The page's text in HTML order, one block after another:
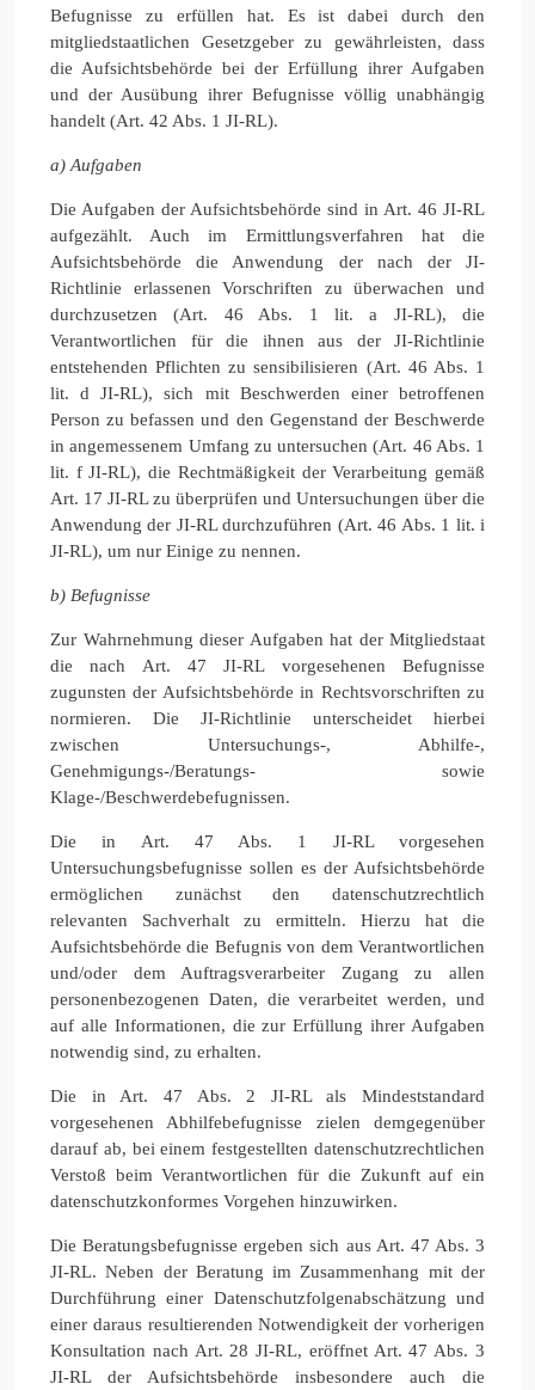
Befugnisse zu erfüllen hat. Es ist dabei durch den
mitgliedstaatlichen Gesetzgeber zu gewährleisten, dass
die Aufsichtsbehörde bei der Erfüllung ihrer Aufgaben
und der Ausübung ihrer Befugnisse völlig unabhängig
handelt (Art. 42 Abs. 1 JI-RL).
a) Aufgaben
Die Aufgaben der Aufsichtsbehörde sind in Art. 46 JI-RL
aufgezählt. Auch im Ermittlungsverfahren hat die
Aufsichtsbehörde die Anwendung der nach der JI-
Richtlinie erlassenen Vorschriften zu überwachen und
durchzusetzen (Art. 46 Abs. 1 lit. a JI-RL), die
Verantwortlichen für die ihnen aus der JI-Richtlinie
entstehenden Pflichten zu sensibilisieren (Art. 46 Abs. 1
lit. d JI-RL), sich mit Beschwerden einer betroffenen
Person zu befassen und den Gegenstand der Beschwerde
in angemessenem Umfang zu untersuchen (Art. 46 Abs. 1
lit. f JI-RL), die Rechtmäßigkeit der Verarbeitung gemäß
Art. 17 JI-RL zu überprüfen und Untersuchungen über die
Anwendung der JI-RL durchzuführen (Art. 46 Abs. 1 lit. i
JI-RL), um nur Einige zu nennen.
b) Befugnisse
Zur Wahrnehmung dieser Aufgaben hat der Mitgliedstaat
die nach Art. 47 JI-RL vorgesehenen Befugnisse
zugunsten der Aufsichtsbehörde in Rechtsvorschriften zu
normieren. Die JI-Richtlinie unterscheidet hierbei
zwischen Untersuchungs-, Abhilfe-,
Genehmigungs-/Beratungs- sowie
Klage-/Beschwerdebefugnissen.
Die in Art. 47 Abs. 1 JI-RL vorgesehen
Untersuchungsbefugnisse sollen es der Aufsichtsbehörde
ermöglichen zunächst den datenschutzrechtlich
relevanten Sachverhalt zu ermitteln. Hierzu hat die
Aufsichtsbehörde die Befugnis von dem Verantwortlichen
und/oder dem Auftragsverarbeiter Zugang zu allen
personenbezogenen Daten, die verarbeitet werden, und
auf alle Informationen, die zur Erfüllung ihrer Aufgaben
notwendig sind, zu erhalten.
Die in Art. 47 Abs. 2 JI-RL als Mindeststandard
vorgesehenen Abhilfebefugnisse zielen demgegenüber
darauf ab, bei einem festgestellten datenschutzrechtlichen
Verstoß beim Verantwortlichen für die Zukunft auf ein
datenschutzkonformes Vorgehen hinzuwirken.
Die Beratungsbefugnisse ergeben sich aus Art. 47 Abs. 3
JI-RL. Neben der Beratung im Zusammenhang mit der
Durchführung einer Datenschutzfolgenabschätzung und
einer daraus resultierenden Notwendigkeit der vorherigen
Konsultation nach Art. 28 JI-RL, eröffnet Art. 47 Abs. 3
JI-RL der Aufsichtsbehörde insbesondere auch die